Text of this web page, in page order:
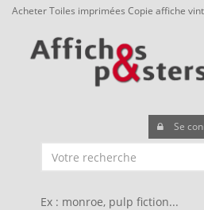
Acheter Toiles imprimées Copie affiche
Se
Ex : monroe, pulp fiction...